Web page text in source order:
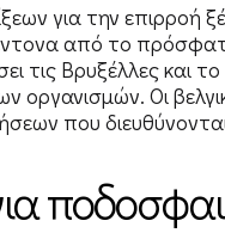
για την
από το
Βρυξέλλες και το
Οι
που